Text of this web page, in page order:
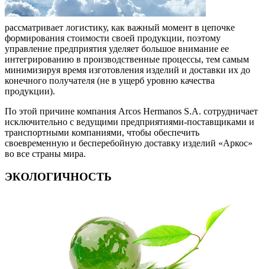
рассматривает логистику, как важный момент в цепочке
формирования стоимости своей продукции, поэтому
управление предприятия уделяет большое внимание ее
интегрированию в производственные процессы, тем самым
минимизируя время изготовления изделий и доставки их до
конечного получателя (не в ущерб уровню качества
продукции).
По этой причине компания Arcos Hermanos S.A. сотрудничает
исключительно с ведущими предприятиями-поставщиками и
транспортными компаниями, чтобы обеспечить
своевременную и бесперебойную доставку изделий «Аркос»
во все страны мира.
ЭКОЛОГИЧНОСТЬ